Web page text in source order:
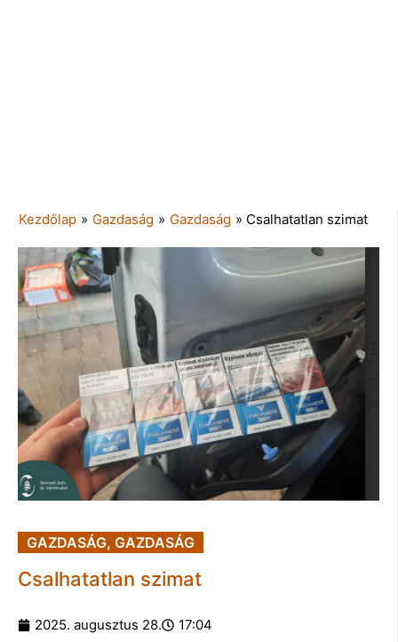
Kezdőlap » Gazdaság » Gazdaság » Csalhatatlan szimat
GAZDASÁG, GAZDASÁG
Csalhatatlan szimat
2025. augusztus 28. 17:04